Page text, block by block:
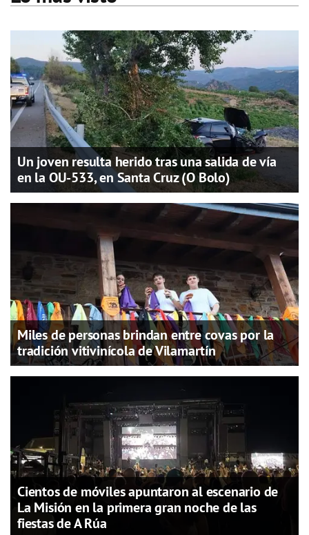
Un joven resulta herido tras una salida de vía
en la OU-533, en Santa Cruz (O Bolo)
Miles de personas brindan entre covas por la
tradición vitivinícola de Vilamartín
Cientos de móviles apuntaron al escenario de
La Misión en la primera gran noche de las
fiestas de A Rúa